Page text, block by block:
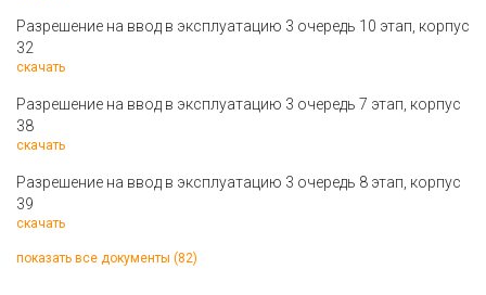
Разрешение на ввод в эксплуатацию 3 очередь 10 этап, корпус
32
скачать
Разрешение на ввод в эксплуатацию 3 очередь 7 этап, корпус
38
скачать
Разрешение на ввод в эксплуатацию 3 очередь 8 этап, корпус
39
скачать
показать все документы (82)